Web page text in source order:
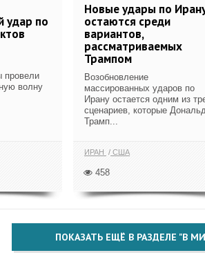
удар по
провели
волну
Новые удары по
остаются среди
вариантов,
рассматриваемых
Трампом
Возобновление
массированных ударов по
Ирану остается одним из
сценариев, которые
Трамп...
ИРАН США
458
ПОКАЗАТЬ ЕЩЁ В РАЗДЕЛЕ "В